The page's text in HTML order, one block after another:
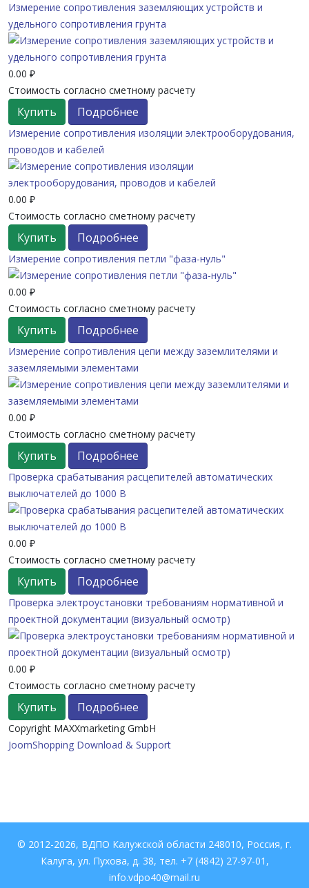
Измерение сопротивления заземляющих устройств и
удельного сопротивления грунта
0.00 ₽
Стоимость согласно сметному расчету
Купить Подробнее
Измерение сопротивления изоляции электрооборудования,
проводов и кабелей
0.00 ₽
Стоимость согласно сметному расчету
Купить Подробнее
Измерение сопротивления петли "фаза-нуль"
0.00 ₽
Стоимость согласно сметному расчету
Купить Подробнее
Измерение сопротивления цепи между заземлителями и
заземляемыми элементами
0.00 ₽
Стоимость согласно сметному расчету
Купить Подробнее
Проверка срабатывания расцепителей автоматических
выключателей до 1000 В
0.00 ₽
Стоимость согласно сметному расчету
Купить Подробнее
Проверка электроустановки требованиям нормативной и
проектной документации (визуальный осмотр)
0.00 ₽
Стоимость согласно сметному расчету
Купить Подробнее
Copyright MAXXmarketing GmbH
JoomShopping Download & Support
© 2012-2026, ВДПО Калужской области 248010, Россия, г.
Калуга, ул. Пухова, д. 38, тел. +7 (4842) 27-97-01,
info.vdpo40@mail.ru